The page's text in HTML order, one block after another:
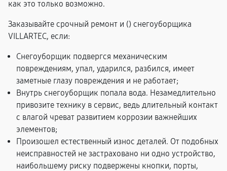
как это только возможно.
Заказывайте срочный ремонт и () снегоуборщика
VILLARTEC, если:
Снегоуборщик подвергся механическим
повреждениям, упал, ударился, разбился, имеет
заметные глазу повреждения и не работает;
Внутрь снегоуборщик попала вода. Незамедлительно
привозите технику в сервис, ведь длительный контакт
с влагой чреват развитием коррозии важнейших
элементов;
Произошел естественный износ деталей. От подобных
неисправностей не застраховано ни одно устройство,
наибольшему риску подвержены кнопки, порты,